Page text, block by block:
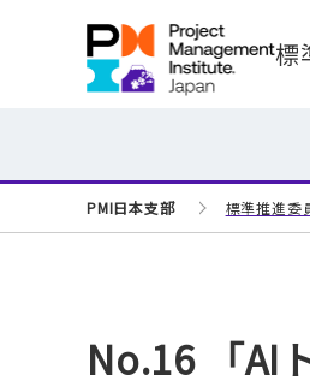
標
PMI日本支部 標準推進委
No.16 「AI